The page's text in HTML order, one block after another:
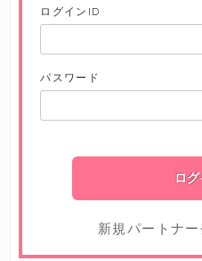
ログインID
パスワード
新規パートナ